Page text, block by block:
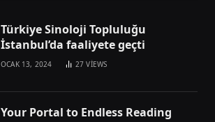
Türkiye Sinoloji Topluluğu
İstanbul’da faaliyete geçti
OCAK 13, 2024 27VIEWS
Your Portal to Endless Reading